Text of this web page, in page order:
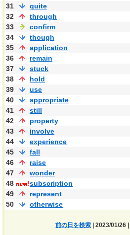
31
quite
32
through
33
confirm
34
though
35
application
36
remain
37
stuck
38
hold
39
use
40
appropriate
41
still
42
property
43
involve
44
experience
45
fall
46
raise
47
wonder
48
subscription
49
represent
50
otherwise
前の日を検索 | 2023/01/26 |